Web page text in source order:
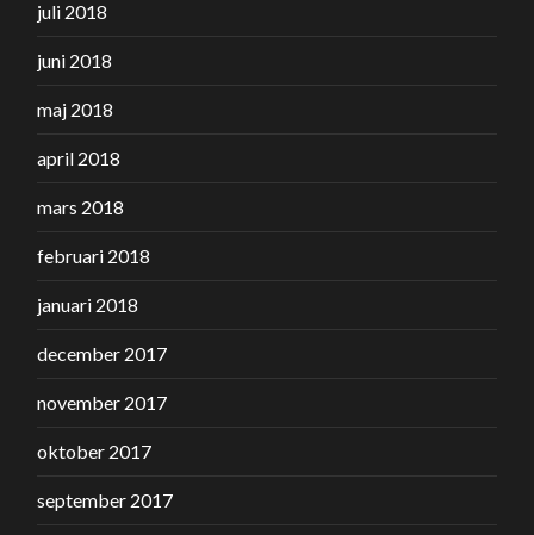
juli 2018
juni 2018
maj 2018
april 2018
mars 2018
februari 2018
januari 2018
december 2017
november 2017
oktober 2017
september 2017